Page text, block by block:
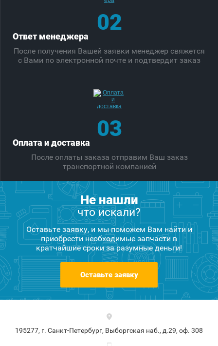
02
Ответ менеджера
После получения Вашей заявки менеджер свяжется
с Вами по электронной почте и подтвердит заказ
03
Оплата и доставка
После оплаты заказа отправим Ваш заказ
транспортной компанией
Не нашли
что искали?
Оставьте заявку, и мы поможем Вам найти и
приобрести необходимые запчасти в
кратчайшие сроки за разумные деньги!
Оставьте заявку
195277, г. Санкт-Петербург, Выборгская наб., д.29, оф. 308